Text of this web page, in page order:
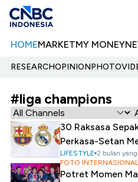
HOMEMARKETMY MONEY
RESEARCHOPINIONPHOTO
#liga champions
30 Raksasa
Perkasa-Setan
LIFESTYLE 2 bulan
FOTO INTERNASIONAL
Potret Momen